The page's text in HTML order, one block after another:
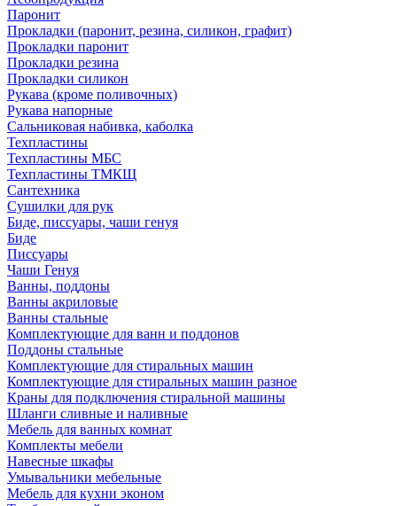
Паронит
Прокладки (паронит, резина, силикон, графит)
Прокладки паронит
Прокладки резина
Прокладки силикон
Рукава (кроме поливочных)
Рукава напорные
Сальниковая набивка, каболка
Техпластины
Техпластины МБС
Техпластины ТМКЩ
Сантехника
Сушилки для рук
Биде, писсуары, чаши генуя
Биде
Писсуары
Чаши Генуя
Ванны, поддоны
Ванны акриловые
Ванны стальные
Комплектующие для ванн и поддонов
Поддоны стальные
Комплектующие для стиральных машин
Комплектующие для стиральных машин разное
Краны для подключения стиральной машины
Шланги сливные и наливные
Мебель для ванных комнат
Комплекты мебели
Навесные шкафы
Умывальники мебельные
Мебель для кухни эконом